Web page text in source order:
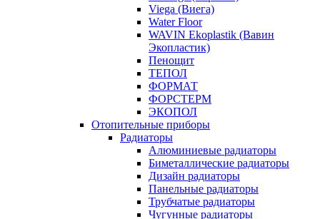
Viega (Виега)
Water Floor
WAVIN Ekoplastik (Вавин
Экопластик)
Пенощит
ТЕПОЛ
ФОРМАТ
ФОРСТЕРМ
ЭКОПОЛ
Отопительные приборы
Радиаторы
Алюминиевые радиаторы
Биметаллические радиаторы
Дизайн радиаторы
Панельные радиаторы
Трубчатые радиаторы
Чугунные радиаторы